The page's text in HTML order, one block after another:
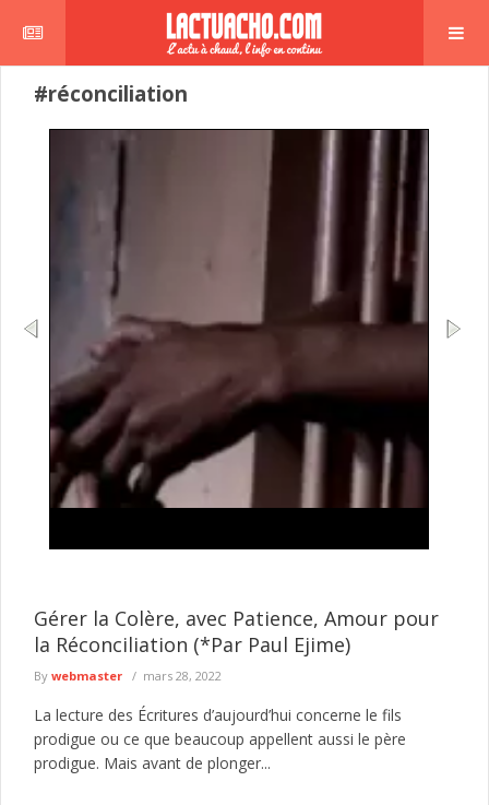
#réconciliation
affaire de ...
lire plus
Gérer la Colère, avec Patience, Amour pour
la Réconciliation (*Par Paul Ejime)
By webmaster mars 28, 2022
La lecture des Écritures d’aujourd’hui concerne le fils
prodigue ou ce que beaucoup appellent aussi le père
prodigue. Mais avant de plonger...